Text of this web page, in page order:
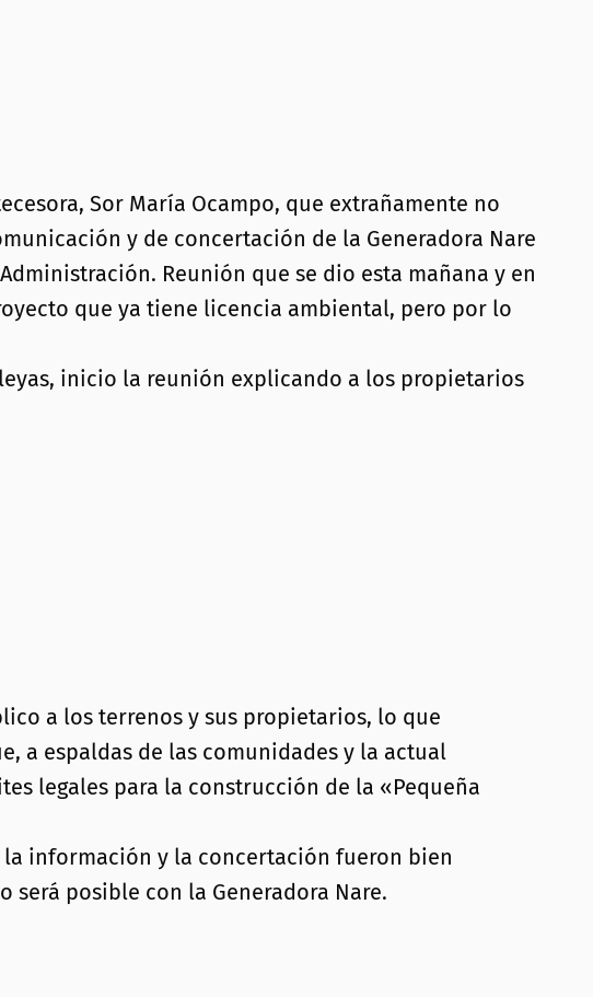
Sor María Ocampo, que extrañamente no
y de concertación de la Generadora Nare
Reunión que se dio esta mañana y en
que ya tiene licencia ambiental, pero por lo
inicio la reunión explicando a los propietarios
a los terrenos y sus propietarios, lo que
a espaldas de las comunidades y la actual
legales para la construcción de la «Pequeña
la información y la concertación fueron bien
será posible con la Generadora Nare.